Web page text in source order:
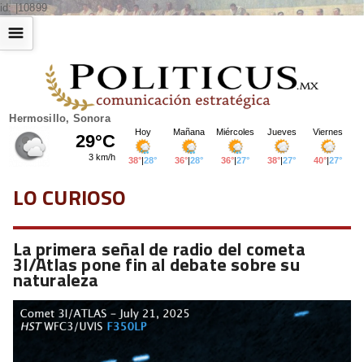
id: |10899
Hermosillo, Sonora
☰
LO CURIOSO
La primera señal de radio del cometa
3I/Atlas pone fin al debate sobre su
naturaleza